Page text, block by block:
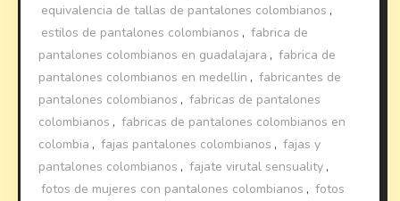
equivalencia de tallas de pantalones colombianos ,
estilos de pantalones colombianos , fabrica de
pantalones colombianos en guadalajara , fabrica de
pantalones colombianos en medellin , fabricantes de
pantalones colombianos , fabricas de pantalones
colombianos , fabricas de pantalones colombianos en
colombia , fajas pantalones colombianos , fajas y
pantalones colombianos , fajate virutal sensuality ,
fotos de mujeres con pantalones colombianos , fotos